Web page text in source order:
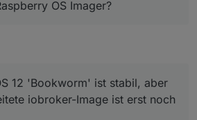
OS Imager?
12 'Bookworm' ist stabil, aber
iobroker-Image ist erst noch